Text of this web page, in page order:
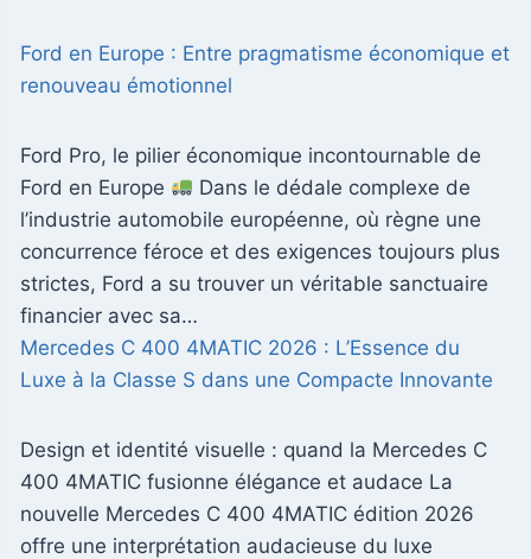
Ford en Europe : Entre pragmatisme économique et
renouveau émotionnel
Ford Pro, le pilier économique incontournable de
Ford en Europe
Dans le dédale complexe de
l’industrie automobile européenne, où règne une
concurrence féroce et des exigences toujours plus
strictes, Ford a su trouver un véritable sanctuaire
financier avec sa…
Mercedes C 400 4MATIC 2026 : L’Essence du
Luxe à la Classe S dans une Compacte Innovante
Design et identité visuelle : quand la Mercedes C
400 4MATIC fusionne élégance et audace La
nouvelle Mercedes C 400 4MATIC édition 2026
offre une interprétation audacieuse du luxe